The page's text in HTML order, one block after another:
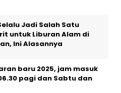
Jadi Salah Satu
untuk Liburan Alam di
Ini Alasannya
baru 2025, jam masuk
pagi dan Sabtu dan